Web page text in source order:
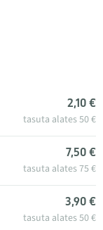
2,10 €
tasuta alates 50 €
7,50 €
tasuta alates 75 €
3,90 €
tasuta alates 50 €